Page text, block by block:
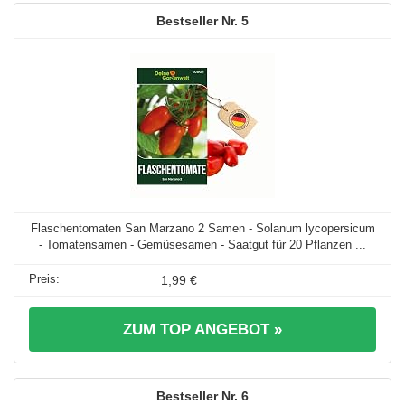
5
Flaschentomaten San Marzano 2 Samen - Solanum lycopersicum
- Tomatensamen - Gemüsesamen - Saatgut für 20 Pflanzen ...
1,99 €
ZUM TOP ANGEBOT »
6